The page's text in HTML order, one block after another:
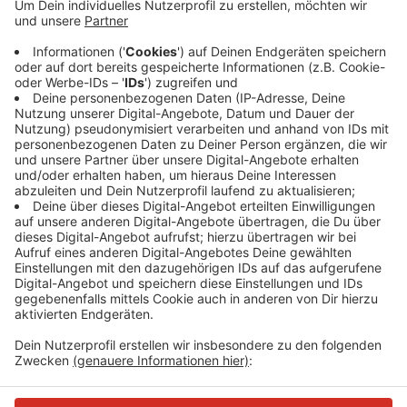
Anzeige
Demnach waren die Schmierereien Dienstag
(30.01.2024) entdeckt und dann auch sofort entfernt
worden. Es gebe allerdings keine Täterhinweise, so
eine Sprecherin. Die Anzeige laufe jetzt gegen
Unbekannt.
Anzeige
Anzeige